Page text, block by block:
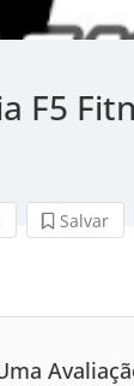
F5
Salvar